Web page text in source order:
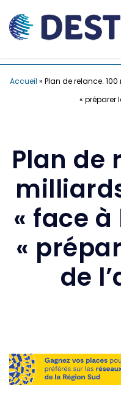
Accueil » Plan de relance.
« préparer
Plan de
« face à
«
de